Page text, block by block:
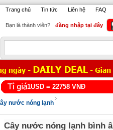
Trang chủ Tin tức Liên hệ FAQ
Bạn là thành viên? đăng nhập tại đây
1USD = 22758 VNĐ
nước nóng lạnh
Cây nước nóng lạnh bình